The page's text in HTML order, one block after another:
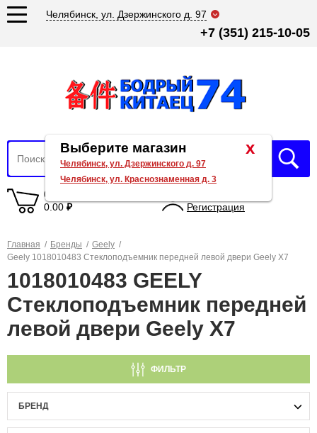
Челябинск, ул. Дзержинского д. 97
+7 (351) 215-10-05
0 товаров
0.00 ₽
Регистрация
Главная / Бренды / Geely /
Geely 1018010483 Стеклоподъемник передней левой двери Geely X7
1018010483 GEELY
Стеклоподъемник передней
левой двери Geely X7
ФИЛЬТР
БРЕНД
x
Выберите магазин
Челябинск, ул. Дзержинского д. 97
Челябинск, ул. Краснознаменная д. 3